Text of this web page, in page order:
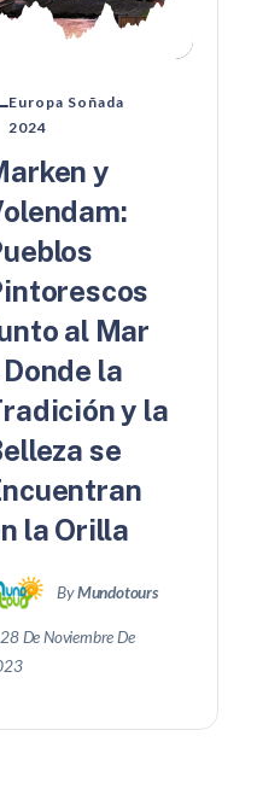
Europa Soñada
2024
y
al Mar
Donde la
y la
se
la Orilla
ByMundotours
28 De Noviembre De